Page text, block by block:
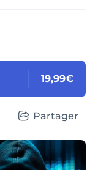
19,99€
Partager